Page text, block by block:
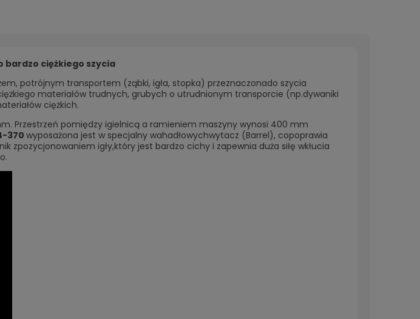
bardzo ciężkiego szycia
potrójnym transportem (ząbki, igła, stopka) przeznaczonado szycia
materiałów trudnych, grubych o utrudnionym transporcie (np.dywaniki
ciężkich.
Przestrzeń pomiędzy igielnicą a ramieniem maszyny wynosi 400 mm
370wyposażona jest w specjalny wahadłowychwytacz (Barrel), copoprawia
zpozycjonowaniem igły,który jest bardzo cichy i zapewnia duża siłę wkłucia